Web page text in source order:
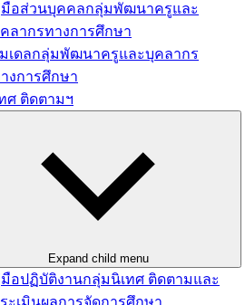
อส่วนบุคคลกลุ่มพัฒนาครูและ
ลากรทางการศึกษา
เดลกลุ่มพัฒนาครูและบุคลากร
งการศึกษา
ศ ติดตามฯ
Expand child menu
อปฏิบัติงานกลุ่มนิเทศ ติดตามและ